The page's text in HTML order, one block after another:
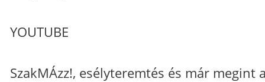
YOUTUBE
SzakMÁzz!, esélyteremtés és már megint